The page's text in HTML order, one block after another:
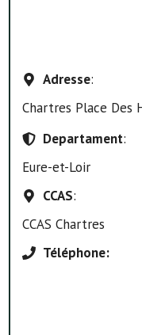
Adresse:
Chartres Place Des
Departament:
Eure-et-Loir
CCAS:
CCAS Chartres
Téléphone: